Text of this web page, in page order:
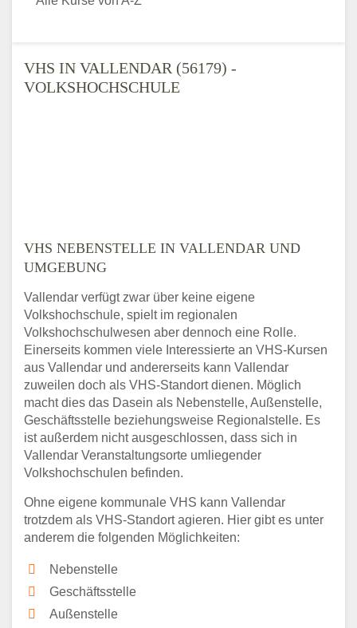
VHS IN VALLENDAR (56179) -
VOLKSHOCHSCHULE
VHS NEBENSTELLE IN VALLENDAR UND
UMGEBUNG
Vallendar verfügt zwar über keine eigene
Volkshochschule, spielt im regionalen
Volkshochschulwesen aber dennoch eine Rolle.
Einerseits kommen viele Interessierte an VHS-Kursen
aus Vallendar und andererseits kann Vallendar
zuweilen doch als VHS-Standort dienen. Möglich
macht dies das Dasein als Nebenstelle, Außenstelle,
Geschäftsstelle beziehungsweise Regionalstelle. Es
ist außerdem nicht ausgeschlossen, dass sich in
Vallendar Veranstaltungsorte umliegender
Volkshochschulen befinden.
Ohne eigene kommunale VHS kann Vallendar
trotzdem als VHS-Standort agieren. Hier gibt es unter
anderem die folgenden Möglichkeiten:
Nebenstelle
Geschäftsstelle
Außenstelle